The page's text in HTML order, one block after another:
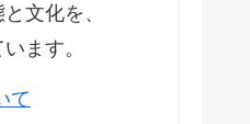
文化を、
ます。
て